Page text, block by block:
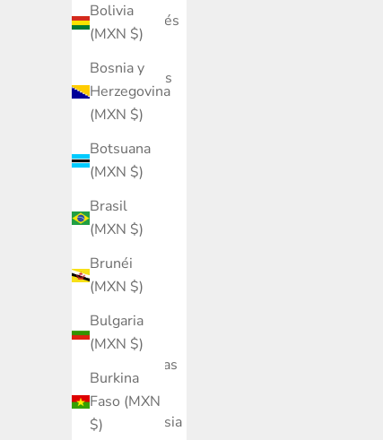
Bolivia
(MXN $)
Bosnia y
Herzegovina
(MXN $)
Botsuana
(MXN $)
Brasil
(MXN $)
Brunéi
(MXN $)
Bulgaria
(MXN $)
Burkina
Faso (MXN
$)
Bangladés
(MXN $)
Barbados
(MXN $)
(MXN $)
(MXN $)
(MXN $)
(MXN $)
Bermudas
(MXN $)
Bielorrusia